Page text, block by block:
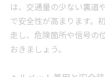
は、交通量の少ない裏道
で安全性が高まります。
走し、危険箇所や信号の
おきましょう。